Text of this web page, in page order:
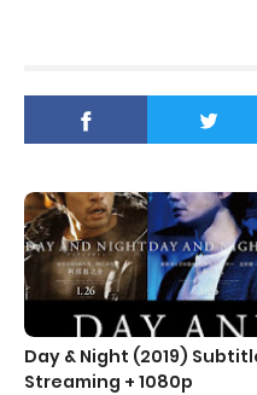
Day & Night (2019)
Streaming + 1080p